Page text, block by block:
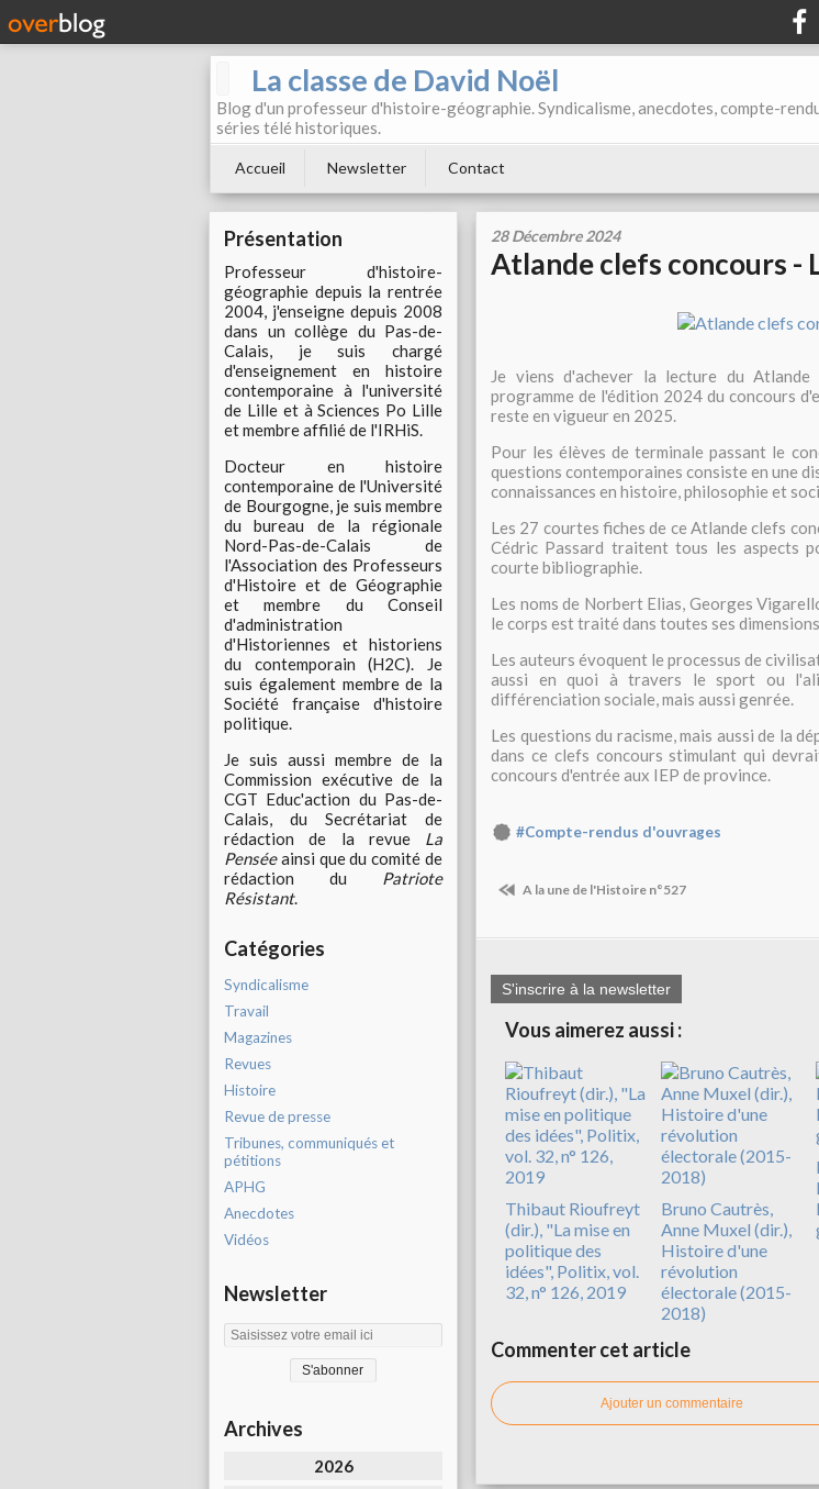
La classe de David Noël
Blog d'un professeur d'histoire-géographie. Syndicalisme, anecdotes, compte-
séries télé historiques.
Accueil Newsletter Contact
Présentation
Professeur d'histoire-
géographie depuis la rentrée
2004, j'enseigne depuis 2008
dans un collège du Pas-de-
Calais, je suis chargé
d'enseignement en histoire
contemporaine à l'université
de Lille et à Sciences Po Lille
et membre affilié de l'IRHiS.
Docteur en histoire
contemporaine de l'Université
de Bourgogne, je suis membre
du bureau de la régionale
Nord-Pas-de-Calais de
l'Association des Professeurs
d'Histoire et de Géographie
et membre du Conseil
d'administration
d'Historiennes et historiens
du contemporain (H2C). Je
suis également membre de la
Société française d'histoire
politique.
Je suis aussi membre de la
Commission exécutive de la
CGT Educ'action du Pas-de-
Calais, du Secrétariat de
rédaction de la revue La
Penséeainsi que du comité de
rédaction du Patriote
Résistant.
Catégories
Syndicalisme
Travail
Magazines
Revues
Histoire
Revue de presse
Tribunes, communiqués et
pétitions
APHG
Anecdotes
Vidéos
Newsletter
Archives
2026
28 Décembre 2024
Atlande clefs concours -
Je viens d'achever la lecture du
programme de l'édition 2024 du concours
reste en vigueur en 2025.
Pour les élèves de terminale passant le
questions contemporaines consiste en une
connaissances en histoire, philosophie et
Les 27 courtes fiches de ce Atlande clefs
Cédric Passard traitent tous les aspects
courte bibliographie.
Les noms de Norbert Elias, Georges
le corps est traité dans toutes ses
Les auteurs évoquent le processus de
aussi en quoi à travers le sport ou
différenciation sociale, mais aussi genrée.
Les questions du racisme, mais aussi de la
dans ce clefs concours stimulant qui
concours d'entrée aux IEP de province.
#Compte-rendus d'ouvrages
A la une de l'Histoire n°527
S'inscrire à la newsletter
Vous aimerez aussi :
Thibaut Rioufreyt
(dir.), "La mise en
politique des
idées", Politix, vol.
32, n° 126, 2019
Bruno Cautrès,
Anne Muxel (dir.),
Histoire d'une
révolution
électorale (2015-
2018)
Commenter cet article
Ajouter un commentaire